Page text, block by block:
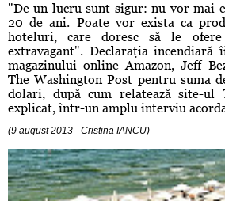
"De un lucru sunt sigur: nu vor mai
20 de ani. Poate vor exista ca
hoteluri, care doresc să le
extravagant". Declaraţia
magazinului online Amazon, Jeff
The Washington Post pentru suma
dolari, după cum relatează site-ul
explicat, într-un amplu interviu
(9 august 2013 - Cristina IANCU)